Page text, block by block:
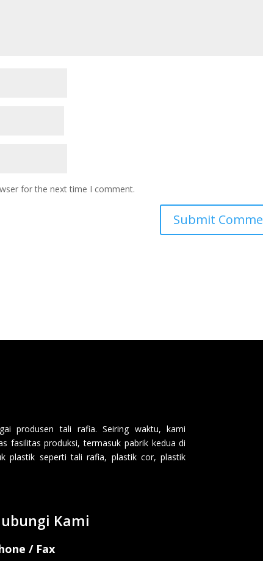
for the next time I comment.
produsen tali rafia. Seiring waktu, kami
fasilitas produksi, termasuk pabrik kedua di
plastik seperti tali rafia, plastik cor, plastik
Kami
/ Fax